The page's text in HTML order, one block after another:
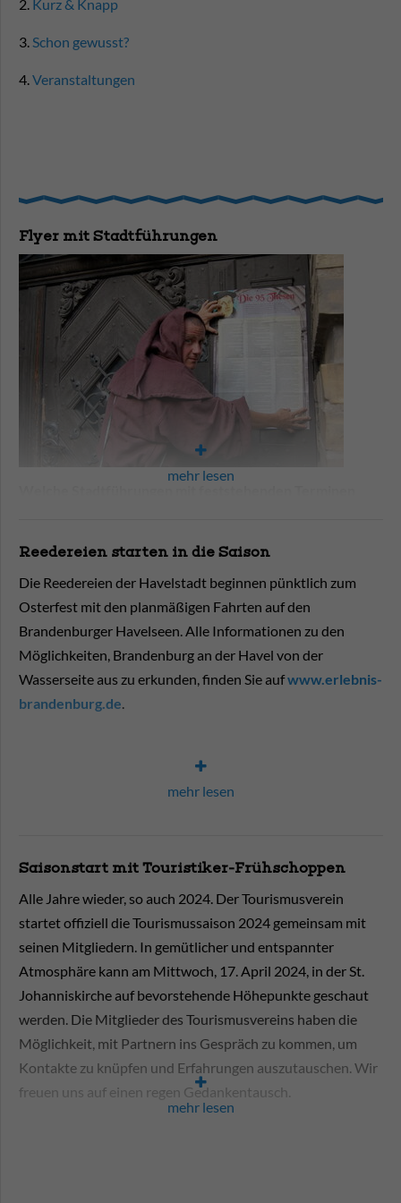
2. Kurz & Knapp
3.Schon gewusst?
4.Veranstaltungen
Flyer mit Stadtführungen
Im Flyer werden die Erkundungstouren - Entdecker-Tour,
Schnuppertour durch die Altstadt, Mops- und
Mönchführung - aufgelistet und eine rundum Beschreibung
zum Verlauf gegeben. Die Flyer sind in der
Touristinformation erhältlich. Gern können Sie sich
Exemplare zur Auslage in der Touristinformation abholen.
Eine Übersicht zu den angebotenen Stadtführungen gibt es
mehr lesen
Reedereien starten in die Saison
Die Reedereien der Havelstadt beginnen pünktlich zum
Osterfest mit den planmäßigen Fahrten auf den
Brandenburger Havelseen. Alle Informationen zu den
Möglichkeiten, Brandenburg an der Havel von der
Wasserseite aus zu erkunden, finden Sie aufwww.erlebnis-
brandenburg.de.
mehr lesen
Saisonstart mit Touristiker-Frühschoppen
Alle Jahre wieder, so auch 2024. Der Tourismusverein
startet offiziell die Tourismussaison 2024 gemeinsam mit
seinen Mitgliedern. In gemütlicher und entspannter
Atmosphäre kann am Mittwoch, 17. April 2024, in der St.
Johanniskirche auf bevorstehende Höhepunkte geschaut
werden. Die Mitglieder des Tourismusvereins haben die
Möglichkeit, mit Partnern ins Gespräch zu kommen, um
Kontakte zu knüpfen und Erfahrungen auszutauschen. Wir
freuen uns auf einen regen Gedankentausch.
mehr lesen